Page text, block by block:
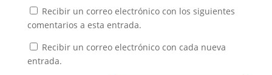
Recibir un correo electrónico con los siguientes
comentarios a esta entrada.
Recibir un correo electrónico con cada nueva
entrada.